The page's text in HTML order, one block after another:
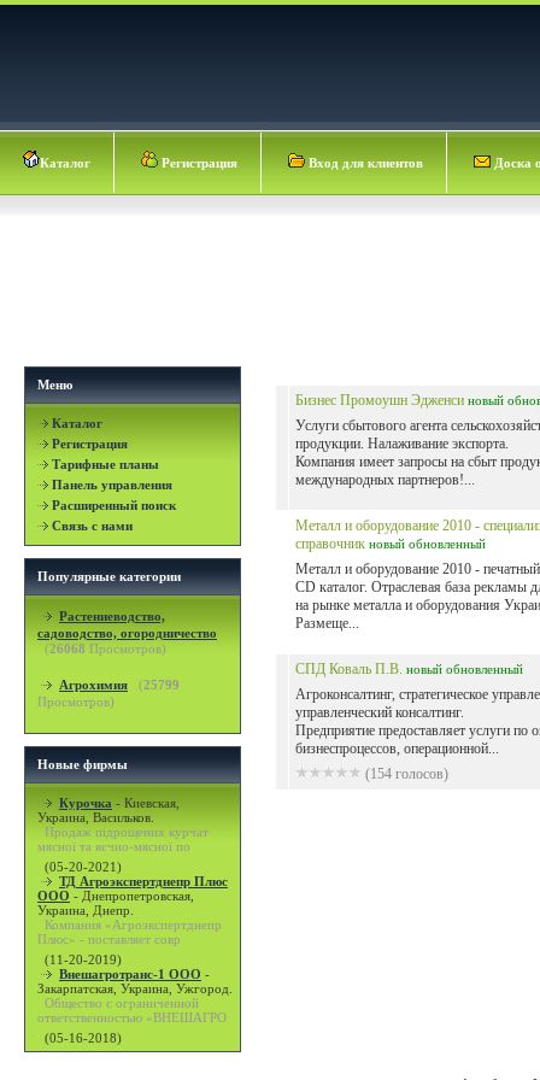
Каталог Регистрация Вход для клиентов Доска
Меню
Каталог
Регистрация
Тарифные планы
Панель управления
Расширенный поиск
Связь с нами
Популярные категории
Растениеводство,
садоводство, огородничество
(26068 Просмотров)
Агрохимия (25799
Просмотров)
Новые фирмы
Курочка - Киевская,
Украина, Васильков.
Продаж підрощених курчат
мясної та яєчно-мясної по
(05-20-2021)
ТД Агроэкспертднепр Плюс
ООО - Днепропетровская,
Украина, Днепр.
Компания «Агроэкспертднепр
Плюс» - поставляет совр
(11-20-2019)
Внешагротранс-1 ООО -
Закарпатская, Украина, Ужгород.
Общество с ограниченной
ответственностью «ВНЕШАГРО
(05-16-2018)
Бизнес Промоушн Эдженси новый
Услуги сбытового агента
продукции. Налаживание экспорта.
Компания имеет запросы на сбыт
международных партнеров!...
Металл и оборудование 2010 -
справочник новый обновленный
Металл и оборудование 2010 -
CD каталог. Отраслевая база рекламы
на рынке металла и оборудования
Размеще...
СПД Коваль П.В. новый обновленный
Агроконсалтинг, стратегическое
управленческий консалтинг.
Предприятие предоставляет услуги по
бизнеспроцессов, операционной...
(154 голосов)